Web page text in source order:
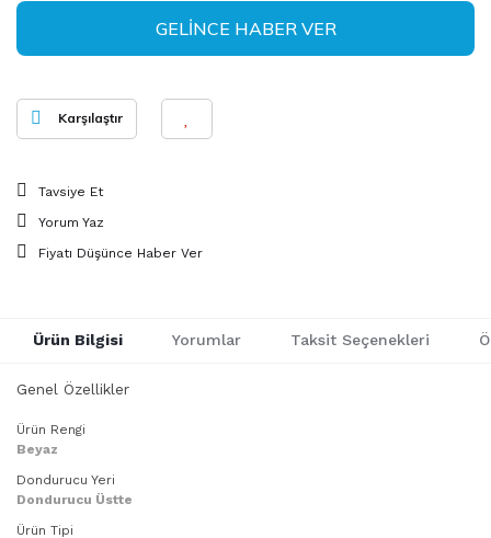
GELİNCE HABER VER
Karşılaştır
Tavsiye Et
Yorum Yaz
Fiyatı Düşünce Haber Ver
Ürün Bilgisi Yorumlar Taksit Seçenekleri
Genel Özellikler
Ürün Rengi
Beyaz
Dondurucu Yeri
Dondurucu Üstte
Ürün Tipi